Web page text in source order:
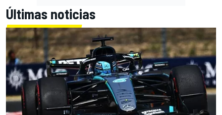
Últimas noticias